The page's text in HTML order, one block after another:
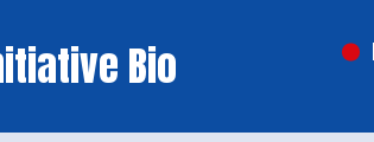
Bio